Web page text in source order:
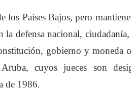
los Países Bajos, pero
la defensa nacional,
gobierno y
cuyos jueces son
de 1986.